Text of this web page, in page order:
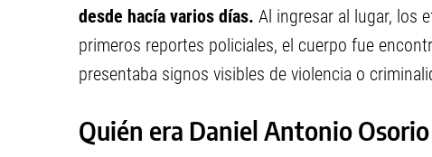
desde hacía varios días. Al ingresar al lugar, los
primeros reportes policiales, el cuerpo fue
presentaba signos visibles de violencia o
Quién era Daniel Antonio